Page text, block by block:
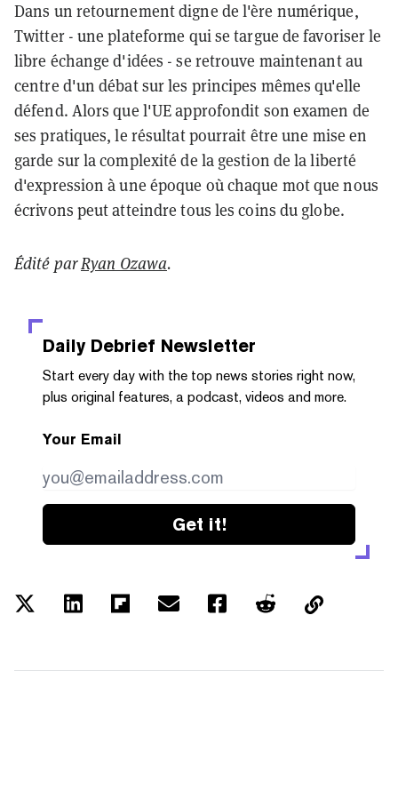
Dans un retournement digne de l'ère numérique,
Twitter - une plateforme qui se targue de favoriser le
libre échange d'idées - se retrouve maintenant au
centre d'un débat sur les principes mêmes qu'elle
défend. Alors que l'UE approfondit son examen de
ses pratiques, le résultat pourrait être une mise en
garde sur la complexité de la gestion de la liberté
d'expression à une époque où chaque mot que nous
écrivons peut atteindre tous les coins du globe.
Édité parRyan Ozawa.
Daily Debrief Newsletter
Start every day with the top news stories right now,
plus original features, a podcast, videos and more.
Your Email
Get it!